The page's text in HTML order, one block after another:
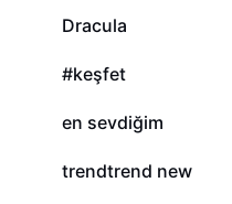
52,4 B
Dracula
735
#keşfet
311
en sevdiğim
29
trendtrend new